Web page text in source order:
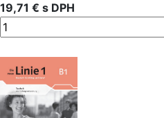
19,71 € s DPH